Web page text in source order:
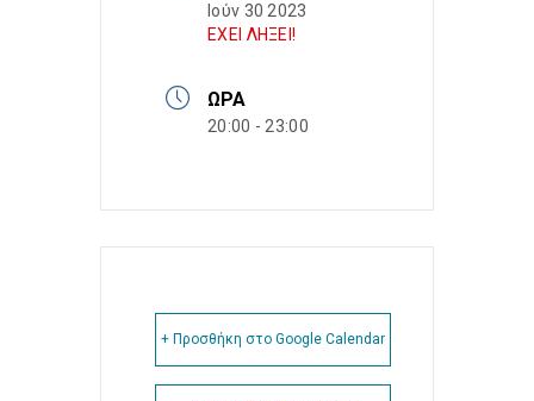
Ιούν 30 2023
ΕΧΕΙ ΛΗΞΕΙ!
ΏΡΑ
20:00 - 23:00
+ Προσθήκη στο Google Calendar